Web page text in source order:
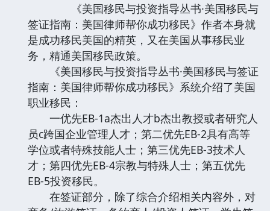
《美国移民与投资指导丛书·美国移民与
签证指南：美国律师帮你成功移民》作者本身就
是成功移民美国的精英，又在美国从事移民业
务，精通美国移民政策。
《美国移民与投资指导丛书·美国移民与签证
指南：美国律师帮你成功移民》系统介绍了美国
职业移民：
一优先EB-1a杰出人才b杰出教授或者研究人
员c跨国企业管理人才；第二优先EB-2具有高等
学位或者特殊技能人士；第三优先EB-3技术人
才；第四优先EB-4宗教与特殊人士；第五优先
EB-5投资移民。
在签证部分，除了综合介绍相关内容外，对